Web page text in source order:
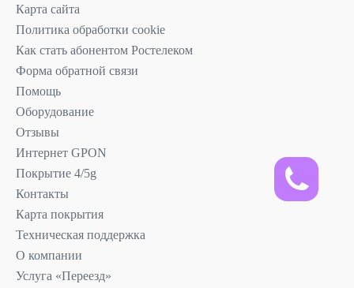
Карта сайта
Политика обработки cookie
Как стать абонентом Ростелеком
Форма обратной связи
Помощь
Оборудование
Отзывы
Интернет GPON
Покрытие 4/5g
Контакты
Карта покрытия
Техническая поддержка
О компании
Услуга «Переезд»